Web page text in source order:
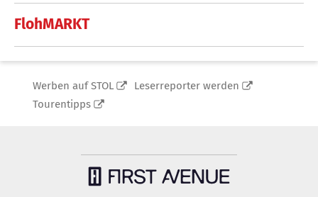
FlohMARKT
Werben auf STOL
Leserreporter werden
Tourentipps